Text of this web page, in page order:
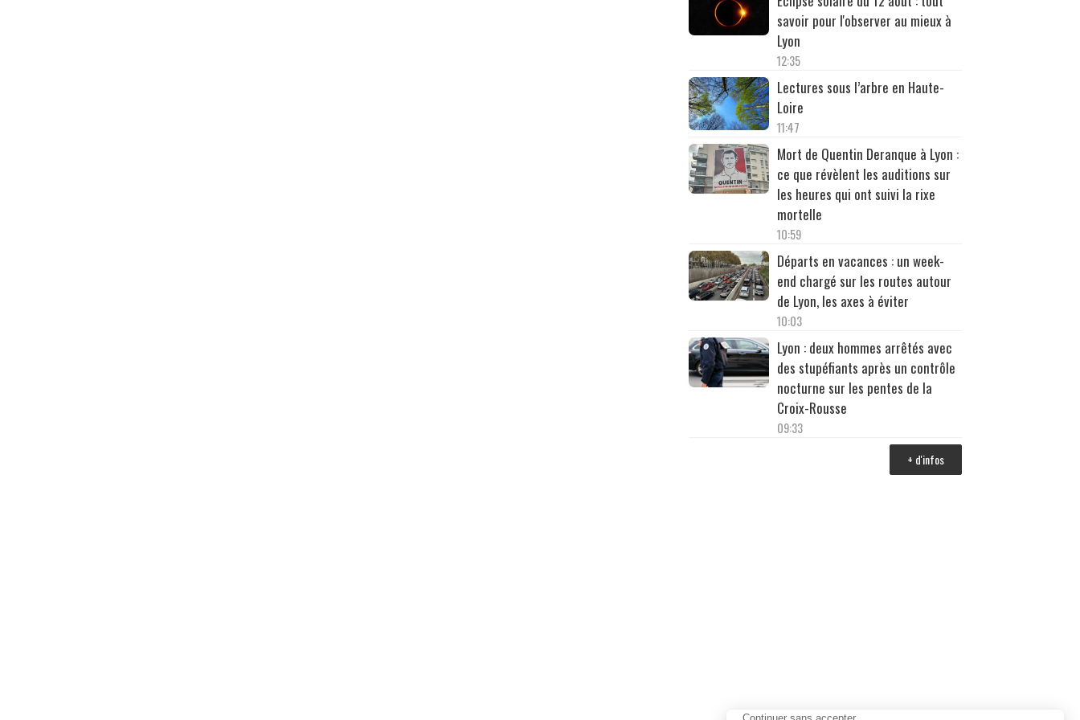
savoir pour l'observer au mieux à
Lyon
12:35
Lectures sous l’arbre en Haute-
Loire
11:47
Mort de Quentin Deranque à Lyon :
ce que révèlent les auditions sur
les heures qui ont suivi la rixe
mortelle
10:59
Départs en vacances : un week-
end chargé sur les routes autour
de Lyon, les axes à éviter
10:03
Lyon : deux hommes arrêtés avec
des stupéfiants après un contrôle
nocturne sur les pentes de la
Croix-Rousse
09:33
+ d'infos